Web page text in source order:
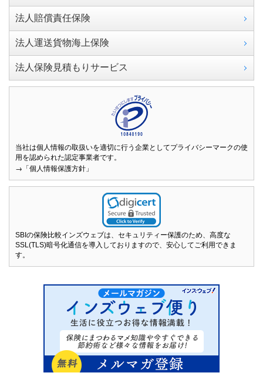
法人賠償責任保険
法人運送貨物海上保険
法人保険見積もりサービス
当社は個人情報の取扱いを適切に行う企業としてプライバシーマークの使
用を認められた認定事業者です。
→「個人情報保護方針」
SBIの保険比較インズウェブは、セキュリティー保護のため、高度な
SSL(TLS)暗号化通信を導入しておりますので、安心してご利用できま
す。